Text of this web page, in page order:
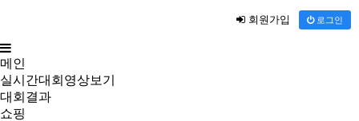
회원가입 로그인
메인
실시간대회영상보기
대회결과
쇼핑